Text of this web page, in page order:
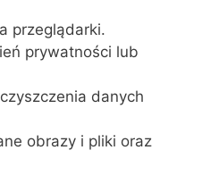
przeglądarki.
prywatności lub
danych
obrazy i pliki oraz